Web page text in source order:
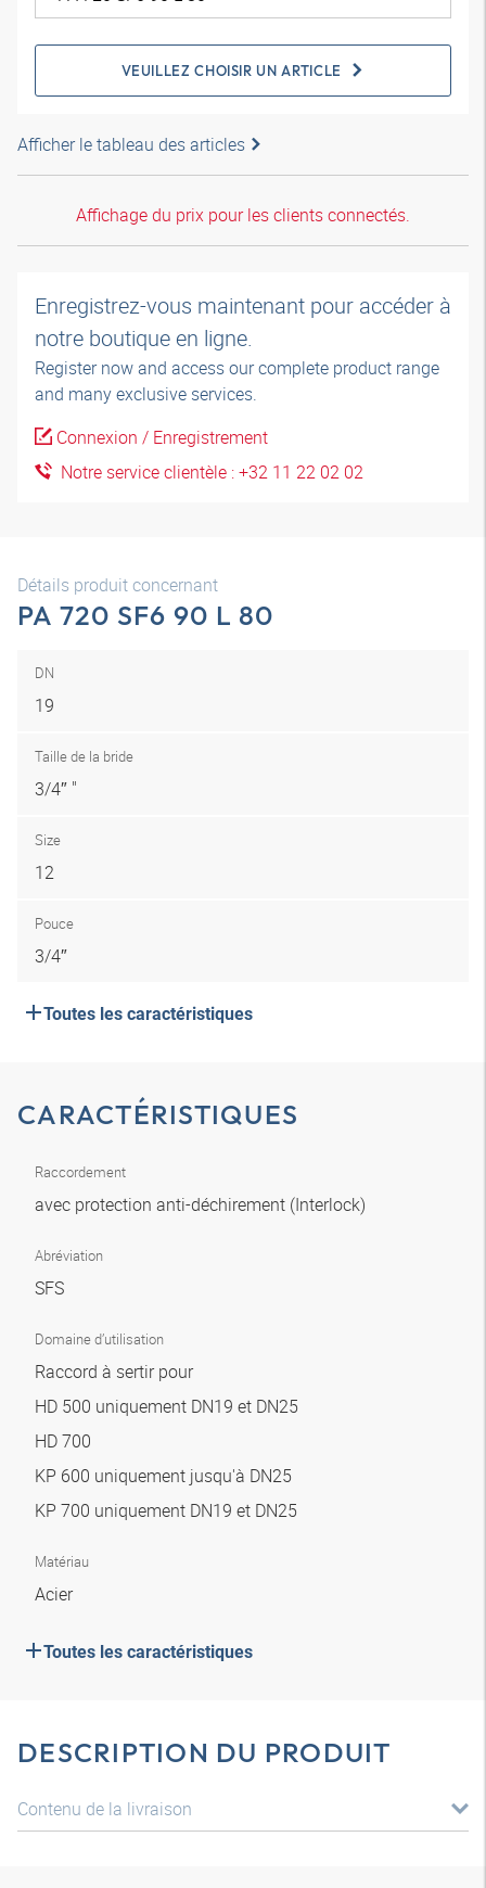
VEUILLEZ CHOISIR UN ARTICLE
Afficher le tableau des articles
Affichage du prix pour les clients connectés.
Enregistrez-vous maintenant pour accéder à
notre boutique en ligne.
Register now and access our complete product range
and many exclusive services.
Connexion / Enregistrement
Notre service clientèle : +32 11 22 02 02
Détails produit concernant
PA 720 SF6 90 L 80
DN
19
Taille de la bride
3/4″ "
Size
12
Pouce
3/4″
Toutes les caractéristiques
CARACTÉRISTIQUES
Raccordement
avec protection anti-déchirement (Interlock)
Abréviation
SFS
Domaine d’utilisation
Raccord à sertir pour
HD 500 uniquement DN19 et DN25
HD 700
KP 600 uniquement jusqu'à DN25
KP 700 uniquement DN19 et DN25
Matériau
Acier
Toutes les caractéristiques
DESCRIPTION DU PRODUIT
Contenu de la livraison